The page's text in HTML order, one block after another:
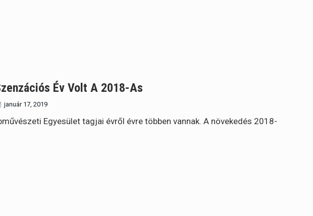
Év Volt A 2018-As
január 17, 2019
Egyesület tagjai évről évre többen vannak. A növekedés 2018-